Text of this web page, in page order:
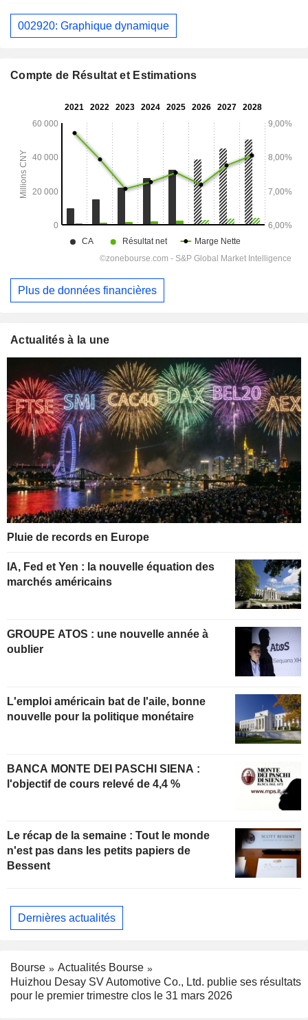
002920: Graphique dynamique
Compte de Résultat et Estimations
Plus de données financières
Actualités à la une
Pluie de records en Europe
IA, Fed et Yen : la nouvelle équation des
marchés américains
GROUPE ATOS : une nouvelle année à
oublier
L'emploi américain bat de l'aile, bonne
nouvelle pour la politique monétaire
BANCA MONTE DEI PASCHI SIENA :
l'objectif de cours relevé de 4,4 %
Le récap de la semaine : Tout le monde
n'est pas dans les petits papiers de
Bessent
Dernières actualités
Bourse
Actualités Bourse
Huizhou Desay SV Automotive Co., Ltd. publie ses résultats
pour le premier trimestre clos le 31 mars 2026